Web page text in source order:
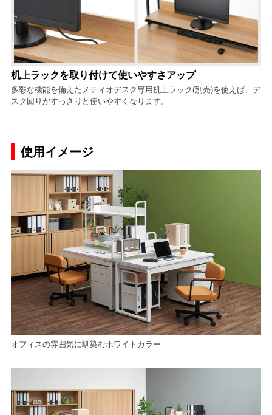
机上ラックを取り付けて使いやすさアップ
多彩な機能を備えたメティオデスク専用机上ラック(別売)を使えば、デ
スク回りがすっきりと使いやすくなります。
使用イメージ
オフィスの雰囲気に馴染むホワイトカラー